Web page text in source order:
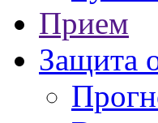
Прием
Защита